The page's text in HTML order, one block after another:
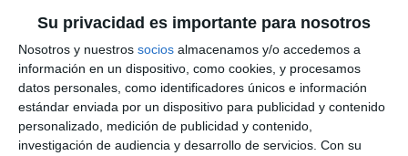
Su privacidad es importante para nosotros
Nosotros y nuestros socios almacenamos y/o accedemos a
información en un dispositivo, como cookies, y procesamos
datos personales, como identificadores únicos e información
estándar enviada por un dispositivo para publicidad y contenido
personalizado, medición de publicidad y contenido,
investigación de audiencia y desarrollo de servicios. Con su